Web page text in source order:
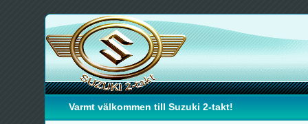
Varmt välkommen till Suzuki 2-takt!